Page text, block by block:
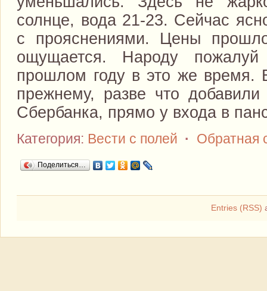
солнце, вода 21-23. Сейчас
с прояснениями. Цены
ощущается. Народу
прошлом году в это же время.
прежнему, разве что
Сбербанка, прямо у входа в
Категория: Вести с полей · Обратная
Поделиться…
Entries (RSS)